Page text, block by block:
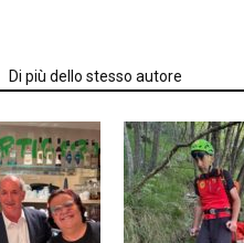
Di più dello stesso autore